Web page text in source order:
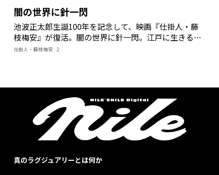
闇の世界に針一閃
池波正太郎生誕100年を記念して、映画『仕掛人・藤
枝梅安』が復活。闇の世界に針一閃。江戸に生きる男
女のどす黒い思いが交々交錯し、複雑な人間模様が浮
仕掛人・藤枝梅安 ２
真のラグジュアリーとは何か